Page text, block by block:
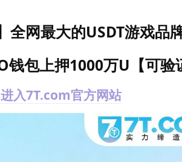
全网最大的USDT游戏品
钱包上押1000万U【可验
入7T.com官方网站